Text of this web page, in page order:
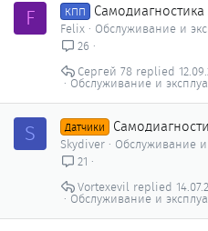
F КПП
Felix
Обслуживание и
26
Обслуживание и
Сергей 78
S Датчики
Skydiver
Обслуживание
21
Обслуживание и
Vortexevil